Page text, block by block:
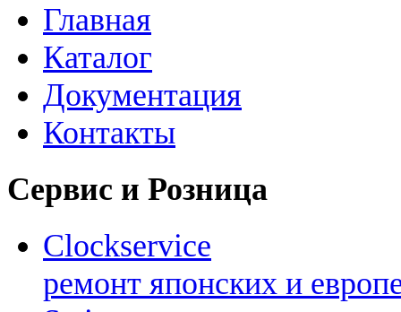
Главная
Каталог
Документация
Контакты
Сервис и Розница
Clockservice
ремонт японских и